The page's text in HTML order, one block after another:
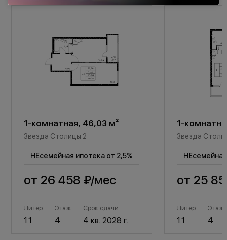
1-комнатная, 46,03 м²
Звезда Столицы 2
НЕсемейная ипотека от 2,5%
от 26 458 ₽/мес
Литер
1.1
Этаж
4
Срок сдачи
4 кв. 2028 г.
1-
Звезда
от 25
Литер
1.1
Этаж
4